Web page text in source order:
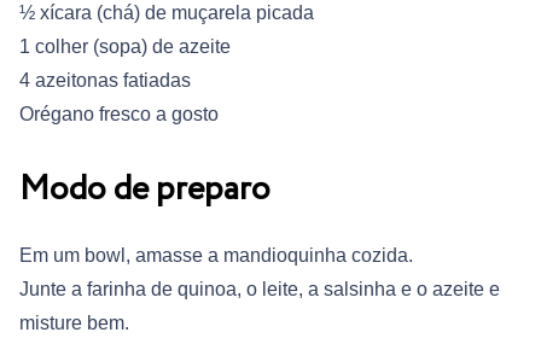
½ xícara (chá) de muçarela picada
1 colher (sopa) de azeite
4 azeitonas fatiadas
Orégano fresco a gosto
Modo de preparo
Em um bowl, amasse a mandioquinha cozida.
Junte a farinha de quinoa, o leite, a salsinha e o azeite e
misture bem.